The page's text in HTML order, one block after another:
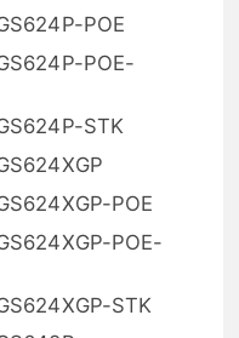
POE
POE-
STK
POE
POE-
STK